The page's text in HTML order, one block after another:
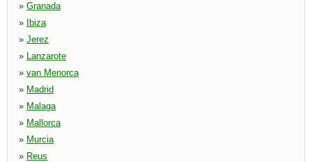
» Granada
»
Ibiza
» Jerez
» Lanzarote
» van Menorca
» Madrid
» Malaga
» Mallorca
» Murcia
» Reus